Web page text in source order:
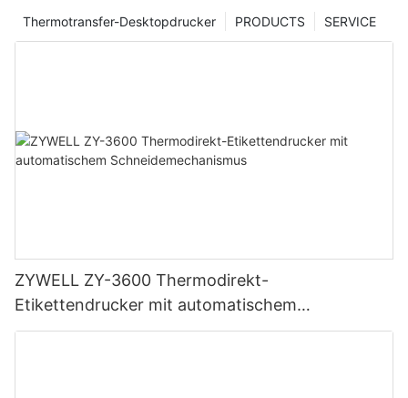
SERVICE
PRODUCTS
Thermotransfer-Desktopdrucker
ZYWELL ZY-3600 Thermodirekt-
Etikettendrucker mit automatischem
Schneidemechanismus